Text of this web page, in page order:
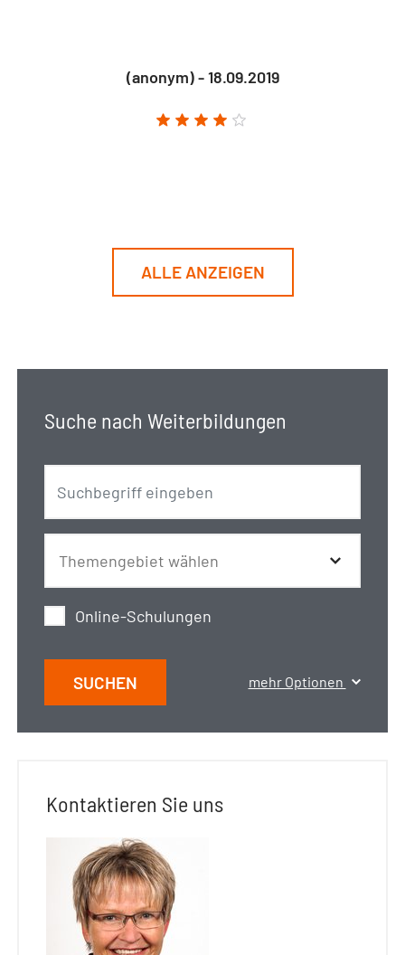
(anonym) - 18.09.2019
ALLE ANZEIGEN
Suche nach Weiterbildungen
Online-Schulungen
SUCHEN mehr Optionen
Kontaktieren Sie uns